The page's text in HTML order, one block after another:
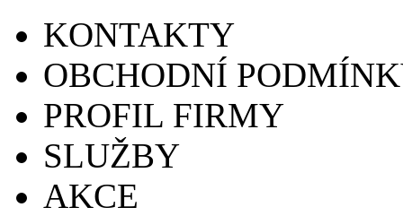
KONTAKTY
OBCHODNÍ
PROFIL FIRMY
SLUŽBY
AKCE